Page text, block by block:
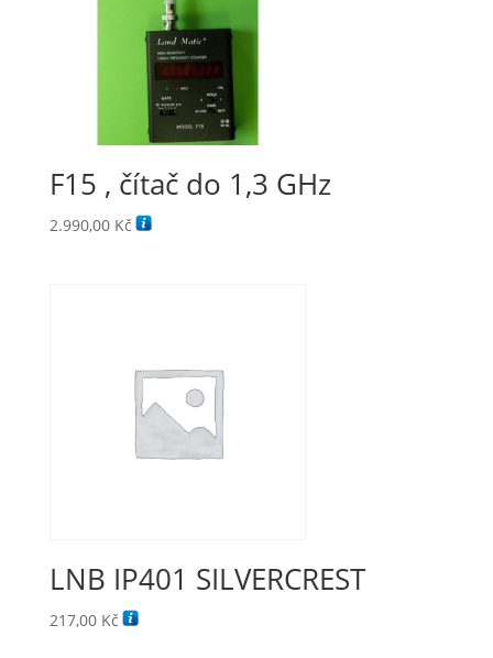
F15 , čítač do 1,3 GHz
2.990,00 Kč
LNB IP401 SILVERCREST
217,00 Kč